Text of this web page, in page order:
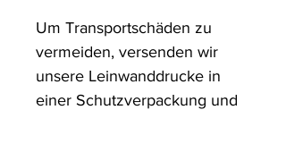
Um Transportschäden zu
vermeiden, versenden wir
unsere Leinwanddrucke in
einer Schutzverpackung und